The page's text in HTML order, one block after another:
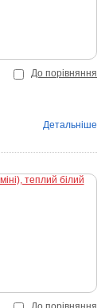
До порівняння
Детальніше